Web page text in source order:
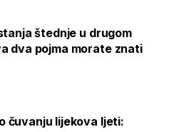
štednje u drugom
dva pojma morate znati
čuvanju lijekova ljeti: